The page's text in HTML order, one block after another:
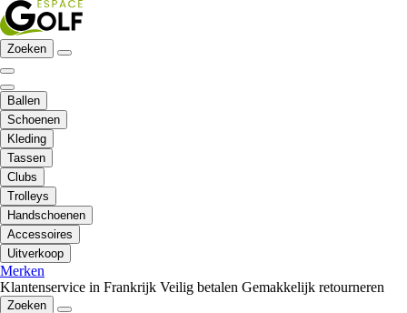
Zoeken
Ballen
Schoenen
Kleding
Tassen
Clubs
Trolleys
Handschoenen
Accessoires
Uitverkoop
Merken
Klantenservice in Frankrijk Veilig betalen Gemakkelijk retourneren
Zoeken